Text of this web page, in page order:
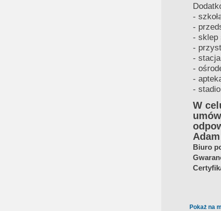
-
-
- sklep
-
-
-
-
-
W
Biuro
Pokaż na